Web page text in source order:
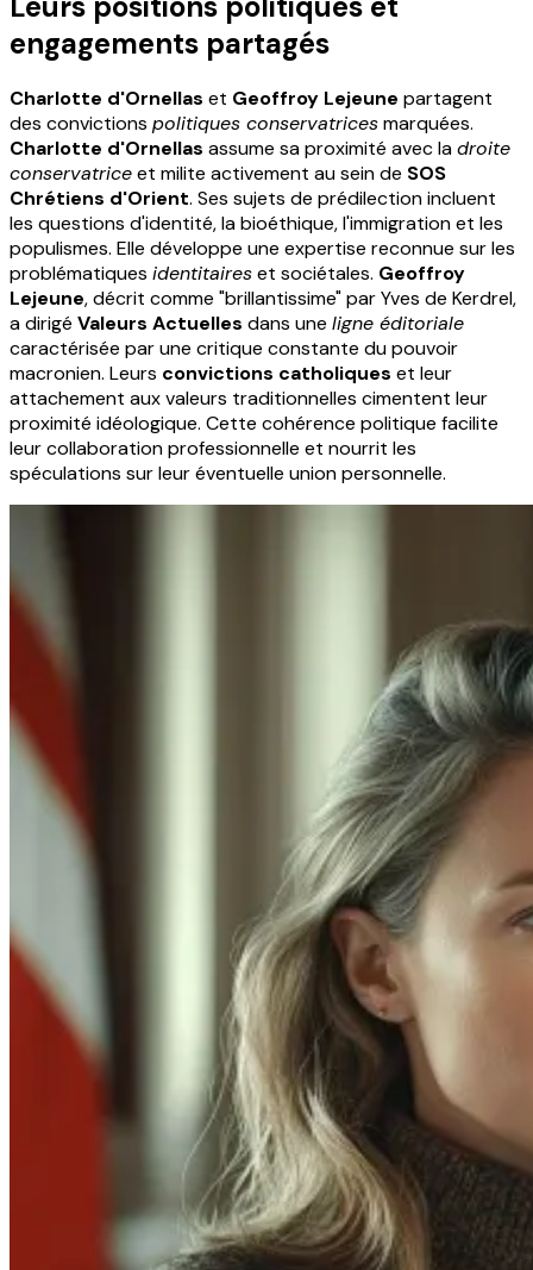
engagements partagés
Charlotte d'Ornellas et Geoffroy Lejeune partagent
des convictions politiques conservatricesmarquées.
Charlotte d'Ornellas assume sa proximité avec ladroite
conservatriceet milite activement au sein de SOS
Chrétiens d'Orient. Ses sujets de prédilection incluent
les questions d'identité, la bioéthique, l'immigration et les
populismes. Elle développe une expertise reconnue sur les
problématiques identitaireset sociétales. Geoffroy
Lejeune, décrit comme "brillantissime" par Yves de Kerdrel,
a dirigé Valeurs Actuelles dans une ligne éditoriale
caractérisée par une critique constante du pouvoir
macronien. Leurs convictions catholiques et leur
attachement aux valeurs traditionnelles cimentent leur
proximité idéologique. Cette cohérence politique facilite
leur collaboration professionnelle et nourrit les
spéculations sur leur éventuelle union personnelle.